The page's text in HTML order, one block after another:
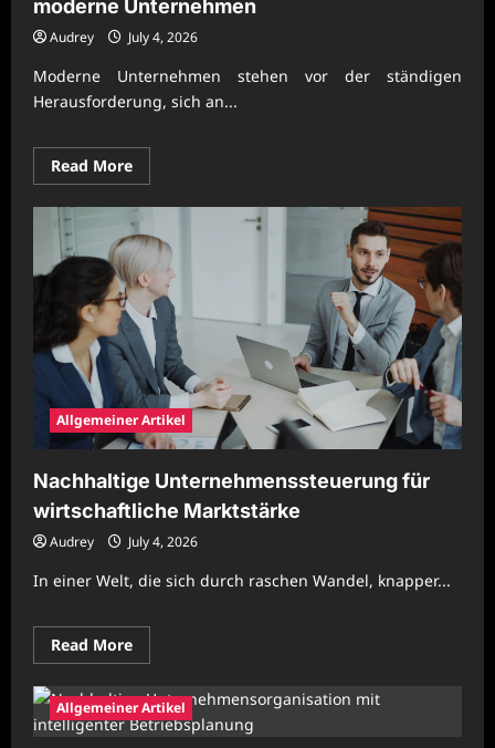
moderne Unternehmen
Audrey July 4, 2026
Moderne Unternehmen stehen vor der ständigen
Herausforderung, sich an...
Read MoreRead
more
Zukunftssichere
Prozessgestaltung
für
moderne
Unternehmen
Allgemeiner Artikel
Nachhaltige Unternehmenssteuerung für
wirtschaftliche Marktstärke
Audrey July 4, 2026
In einer Welt, die sich durch raschen Wandel, knapper...
Read MoreRead
more
Nachhaltige
Unternehmenssteuerung
für
wirtschaftliche
Allgemeiner Artikel